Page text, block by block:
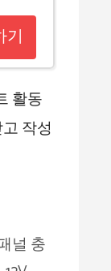
기
활동
작성
널 충